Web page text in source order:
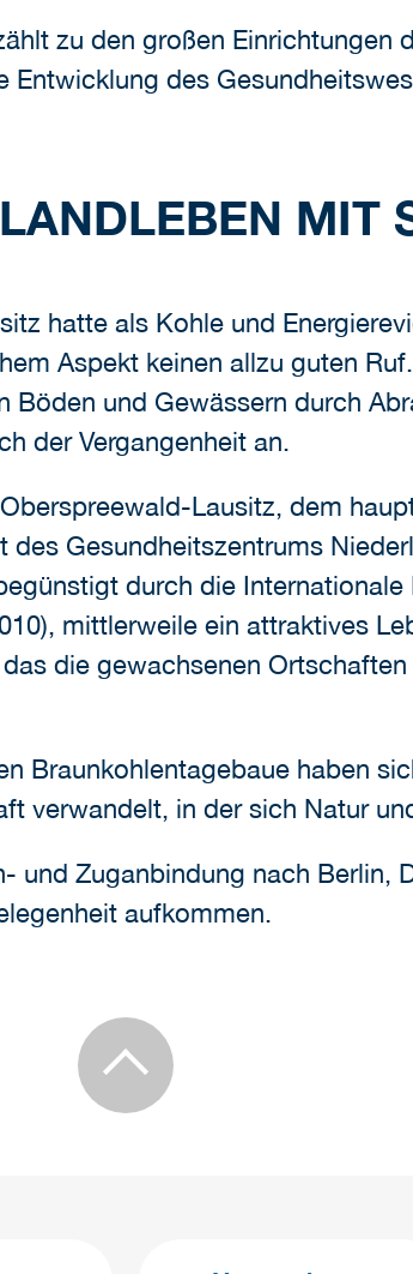
zu den großen Einrichtungen
Entwicklung des
MIT
hatte als Kohle und
Aspekt keinen allzu guten
Böden und Gewässern durch
der Vergangenheit an.
Lausitz, dem
des Gesundheitszentrums
durch die
mittlerweile ein attraktives
die gewachsenen
Braunkohlentagebaue haben
verwandelt, in der sich Natur
und Zuganbindung nach Berlin,
aufkommen.